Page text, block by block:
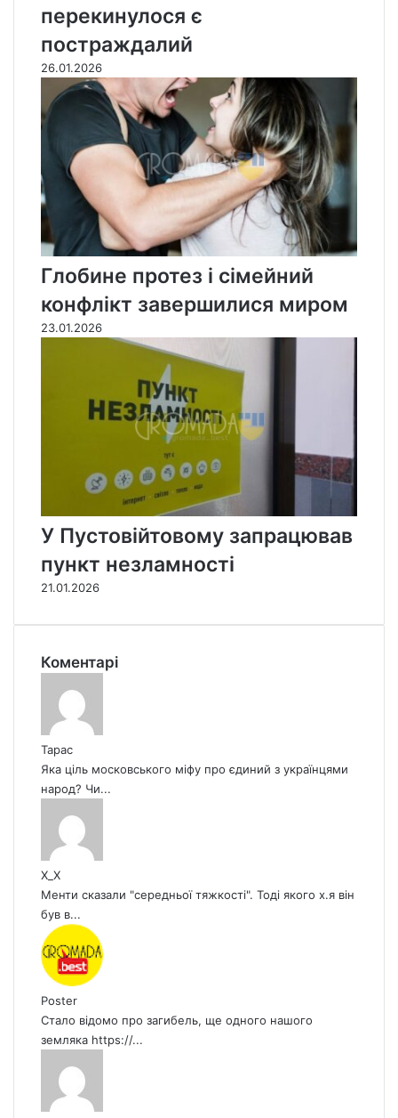
перекинулося є
постраждалий
26.01.2026
Глобине протез і сімейний
конфлікт завершилися миром
23.01.2026
У Пустовійтовому запрацював
пункт незламності
21.01.2026
Коментарі
Тарас
Яка ціль московського міфу про єдиний з українцями
народ? Чи...
X_X
Менти сказали "середньої тяжкості". Тоді якого х.я він
був в...
Poster
Стало відомо про загибель, ще одного нашого
земляка https://...